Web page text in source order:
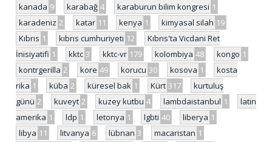
kanada 9 karabağ 4 karaburun bilim kongresi 1
karadeniz 2 katar 11 kenya 1 kimyasal silah 19
Kıbrıs 1 kıbrıs cumhuriyeti 12
Kıbrıs'ta Vicdani Ret
İnisiyatifi 1 kktc 3 kktc-vr 179 kolombiya 48 kongo 1
kontrgerilla 2 kore 49 korucu 30 kosova 1
kosta
rika 1 küba 2 küresel bak 1 Kürt 317
kurtuluş
günü 2 kuveyt 2 kuzey kutbu 4 lambdaistanbul 1
latin
amerika 1 ldp 1 letonya 1 lgbti 40 liberya 1
libya 11 litvanya 6 lübnan 3 macaristan 1